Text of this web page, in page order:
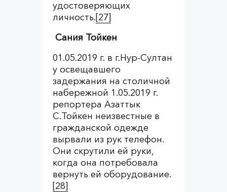
удостоверяющих
личность.[27]
Сания Тойкен
01.05.2019 г. в г.Нур-Султан
у освещавшего
задержания на столичной
набережной 1.05.2019 г.
репортера Азаттык
С.Тойкен неизвестные в
гражданской одежде
вырвали из рук телефон.
Они скрутили ей руки,
когда она потребовала
вернуть ей оборудование.
[28]